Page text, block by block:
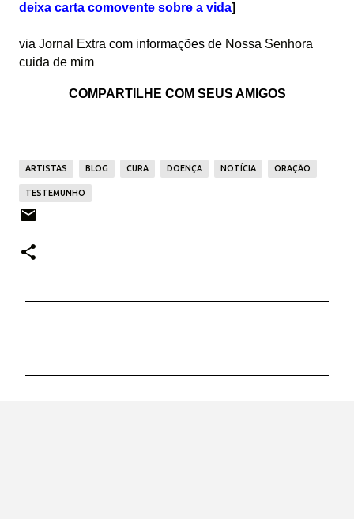
deixa carta comovente sobre a vida]
via Jornal Extra com informações de Nossa Senhora
cuida de mim
COMPARTILHE COM SEUS AMIGOS
ARTISTAS BLOG CURA DOENÇA NOTÍCIA ORAÇÃO
TESTEMUNHO